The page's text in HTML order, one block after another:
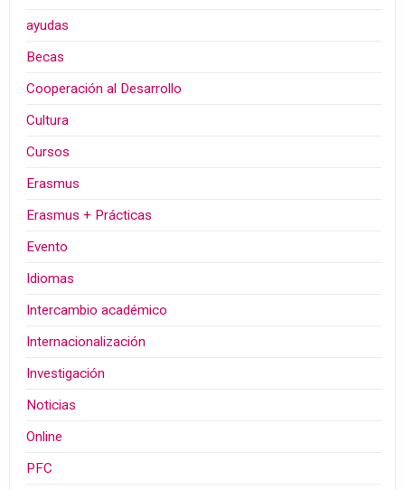
ayudas
Becas
Cooperación al Desarrollo
Cultura
Cursos
Erasmus
Erasmus + Prácticas
Evento
Idiomas
Intercambio académico
Internacionalización
Investigación
Noticias
Online
PFC